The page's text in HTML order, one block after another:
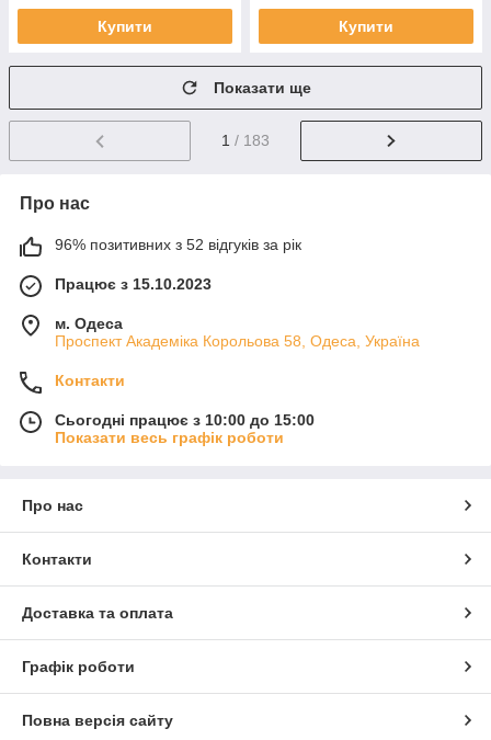
Купити Купити
Показати ще
1 / 183
Про нас
96% позитивних з 52 відгуків за рік
Працює з 15.10.2023
м. Одеса
Проспект Академіка Корольова 58, Одеса, Україна
Контакти
Сьогодні працює з 10:00 до 15:00
Показати весь графік роботи
Про нас
Контакти
Доставка та оплата
Графік роботи
Повна версія сайту